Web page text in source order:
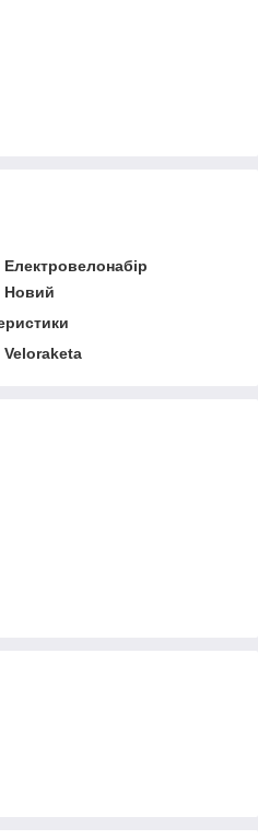
Електровелонабір
Новий
Veloraketa